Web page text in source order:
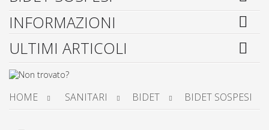
INFORMAZIONI
ULTIMI ARTICOLI
HOME SANITARI BIDET BIDET SOSPESI